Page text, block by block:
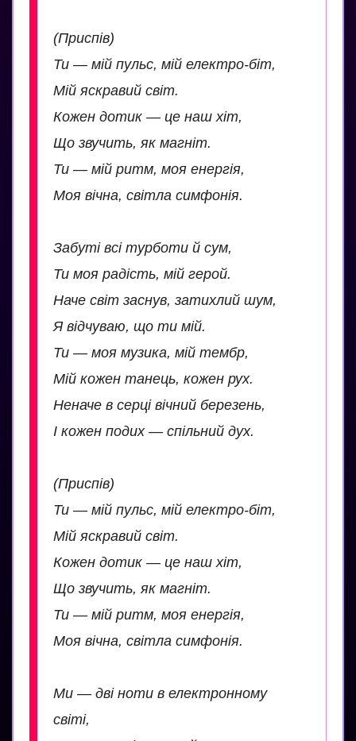
(Приспів)
Ти — мій пульс, мій електро-біт,
Мій яскравий світ.
Кожен дотик — це наш хіт,
Що звучить, як магніт.
Ти — мій ритм, моя енергія,
Моя вічна, світла симфонія.
Забуті всі турботи й сум,
Ти моя радість, мій герой.
Наче світ заснув, затихлий шум,
Я відчуваю, що ти мій.
Ти — моя музика, мій тембр,
Мій кожен танець, кожен рух.
Неначе в серці вічний березень,
І кожен подих — спільний дух.
(Приспів)
Ти — мій пульс, мій електро-біт,
Мій яскравий світ.
Кожен дотик — це наш хіт,
Що звучить, як магніт.
Ти — мій ритм, моя енергія,
Моя вічна, світла симфонія.
Ми — дві ноти в електронному
світі,